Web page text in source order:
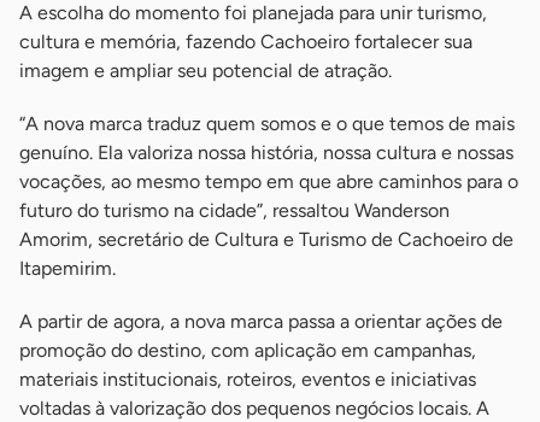
A escolha do momento foi planejada para unir turismo,
cultura e memória, fazendo Cachoeiro fortalecer sua
imagem e ampliar seu potencial de atração.
“A nova marca traduz quem somos e o que temos de mais
genuíno. Ela valoriza nossa história, nossa cultura e nossas
vocações, ao mesmo tempo em que abre caminhos para o
futuro do turismo na cidade”, ressaltou Wanderson
Amorim, secretário de Cultura e Turismo de Cachoeiro de
Itapemirim.
A partir de agora, a nova marca passa a orientar ações de
promoção do destino, com aplicação em campanhas,
materiais institucionais, roteiros, eventos e iniciativas
voltadas à valorização dos pequenos negócios locais. A